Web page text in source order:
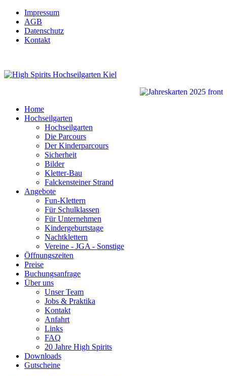
Impressum
AGB
Datenschutz
Kontakt
Home
Hochseilgarten
Hochseilgarten
Die Parcours
Der Kinderparcours
Sicherheit
Bilder
Kletter-Bau
Falckensteiner Strand
Angebote
Fun-Klettern
Für Schulklassen
Für Unternehmen
Kindergeburtstage
Nachtklettern
Vereine - JGA - Sonstige
Öffnungszeiten
Preise
Buchungsanfrage
Über uns
Unser Team
Jobs & Praktika
Kontakt
Anfahrt
Links
FAQ
20 Jahre High Spirits
Downloads
Gutscheine